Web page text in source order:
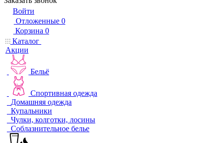
Войти
Отложенные 0
Корзина 0
Каталог
Акции
Бельё
Спортивная одежда
Домашняя одежда
Купальники
Чулки, колготки, лосины
Соблазнительное белье